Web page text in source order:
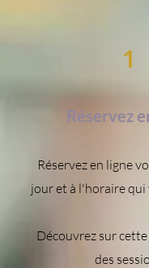
1
Réservez
Réservez en ligne
jour et à l'horaire qui
Découvrez sur
des